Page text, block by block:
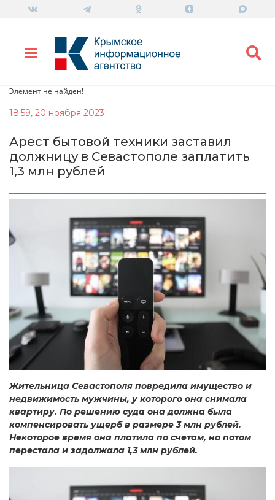
Элемент не найден!
18:59, 20 ноября 2023
Арест бытовой техники заставил
должницу в Севастополе заплатить
1,3 млн рублей
Жительница Севастополя повредила имущество и
недвижимость мужчины, у которого она снимала
квартиру. По решению суда она должна была
компенсировать ущерб в размере 3 млн рублей.
Некоторое время она платила по счетам, но потом
перестала и задолжала 1,3 млн рублей.